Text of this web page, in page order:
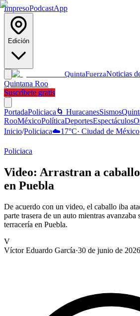
ImpresoPodcastApp
Edición
QuintaFuerzaNoticias
Quintana Roo
Suscríbete gratis
PortadaPoliciaca 🌀 HuracanesSismos
RooMéxicoPolíticaDeportesEspectáculos
Inicio/Policiaca☁️17°C· Ciudad de México
Policiaca
Video: Arrastran a
en Puebla
De acuerdo con un video, el caballo iba
parte trasera de un auto mientras avanzaba
terracería en Puebla.
V
Víctor Eduardo García·30 de junio de 2026